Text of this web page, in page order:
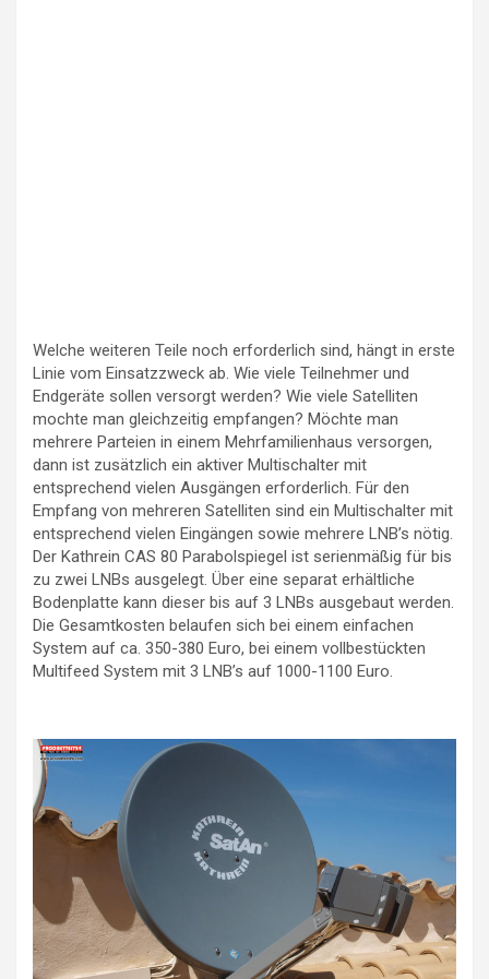
Welche weiteren Teile noch erforderlich sind, hängt in erste
Linie vom Einsatzzweck ab. Wie viele Teilnehmer und
Endgeräte sollen versorgt werden? Wie viele Satelliten
mochte man gleichzeitig empfangen? Möchte man
mehrere Parteien in einem Mehrfamilienhaus versorgen,
dann ist zusätzlich ein aktiver Multischalter mit
entsprechend vielen Ausgängen erforderlich. Für den
Empfang von mehreren Satelliten sind ein Multischalter mit
entsprechend vielen Eingängen sowie mehrere LNB’s nötig.
Der Kathrein CAS 80 Parabolspiegel ist serienmäßig für bis
zu zwei LNBs ausgelegt. Über eine separat erhältliche
Bodenplatte kann dieser bis auf 3 LNBs ausgebaut werden.
Die Gesamtkosten belaufen sich bei einem einfachen
System auf ca. 350-380 Euro, bei einem vollbestückten
Multifeed System mit 3 LNB’s auf 1000-1100 Euro.